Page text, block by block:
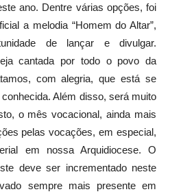
ano. Dentre várias opções, foi
a melodia “Homem do Altar”,
de lançar e divulgar.
cantada por todo o povo da
com alegria, que está se
Além disso, será muito
o mês vocacional, ainda mais
pelas vocações, em especial,
em nossa Arquidiocese. O
deve ser incrementado neste
sempre mais presente em